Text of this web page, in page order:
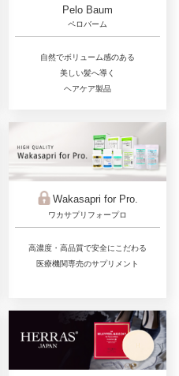
Pelo Baum
ペロバーム
自然でボリューム感のある
美しい髪へ導く
ヘアケア製品
Wakasapri for Pro.
ワカサプリフォープロ
高濃度・高品質で安全にこだわる
医療機関専売のサプリメント